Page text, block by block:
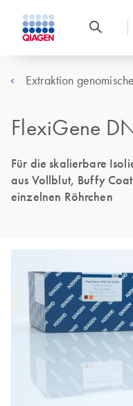
Extraktion
FlexiGene
Für die skalierbare
aus Vollblut, Buffy
einzelnen Röhrchen